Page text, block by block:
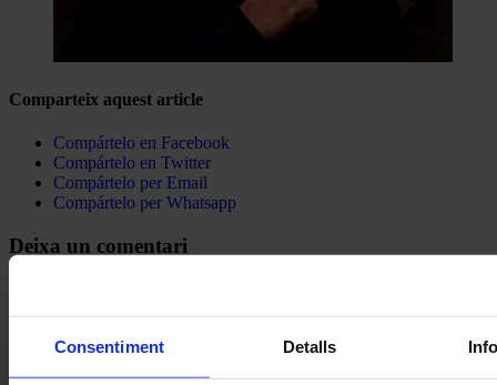
Consentiment Detalls
Comparteix aquest article
Compártelo en Facebook
Compártelo en Twitter
Compártelo per Email
Compártelo per Whatsapp
Deixa un comentari
Comentari*